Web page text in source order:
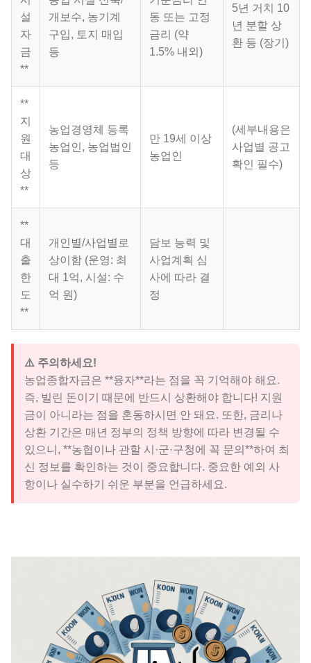
설
자
금
**
개보수, 농기계
구입, 토지 매입
등
동 또는 고정
금리 (약
1.5% 내외)
5년 거치 10
년 분할 상
환 등 (장기)
**
지
원
대
상
**
농업경영체 등록
농업인, 농업법인
등
만 19세 이상
농업인
(세부내용은
사업별 공고
확인 필수)
**
대
출
한
도
**
개인별/사업별로
상이함 (운영: 최
대 1억, 시설: 수
억 원)
담보 능력 및
사업계획 심
사에 따라 결
정
⚠️ 주의하세요!
농업종합자금은 **융자**라는 점을 꼭 기억해야 해요.
즉, 빌린 돈이기 때문에 반드시 상환해야 합니다! 지원
금이 아니라는 점을 혼동하시면 안 돼요. 또한, 금리나
상환 기간은 매년 정부의 정책 방향에 따라 변경될 수
있으니, **농협이나 관할 시·군·구청에 꼭 문의**하여 최
신 정보를 확인하는 것이 중요합니다. 중요한 예외 사
항이나 실수하기 쉬운 부분을 언급하세요.